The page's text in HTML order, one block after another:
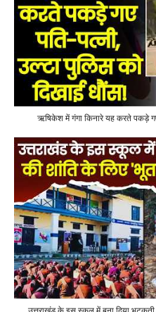
ऋषिकेश में गंगा किनारे यह करते पकड़े